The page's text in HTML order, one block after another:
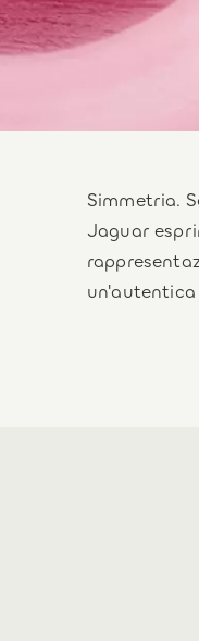
Simmetria.
Jaguar